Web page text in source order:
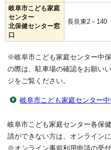
岐阜市こども家庭
センター
北保健センター窓
口
長良東2－140
※岐阜市こども家庭センター中
の際は、駐車場の確認をお願い
ジをご覧ください。
岐阜市こども家庭センター
岐阜市こども家庭センター各保
請ができない方は、オンライン
※オンライン事前利用申請の受